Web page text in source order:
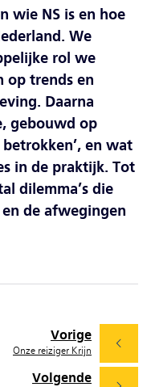
wie NS is en hoe
We
rol we
op trends en
Daarna
gebouwd op
en wat
in de praktijk. Tot
dilemma’s die
de afwegingen
Volgende
Vorige
Onze reiziger Krijn